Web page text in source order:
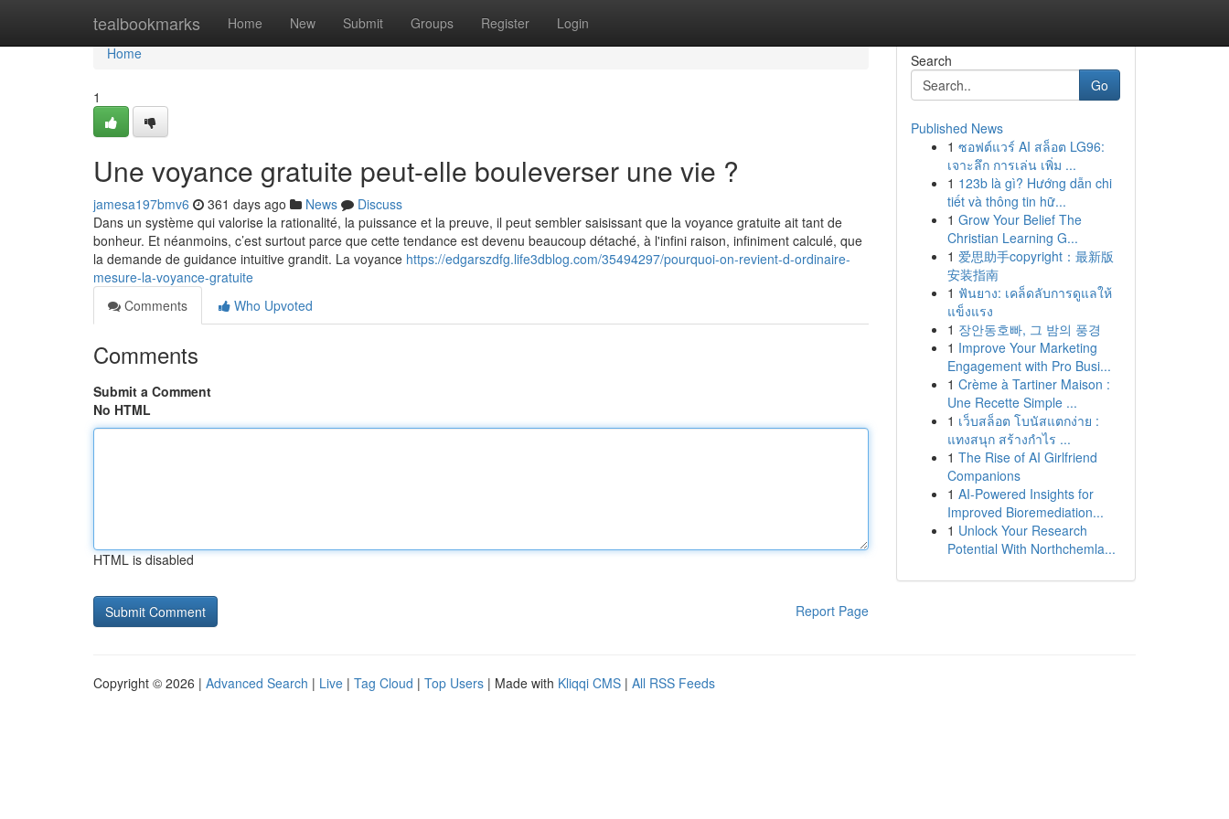
tealbookmarks Home New Submit Groups Register Login
Home
Home
1
Une voyance gratuite peut-elle bouleverser une vie ?
jamesa197bmv6 361 days ago News
Discuss
Dans un système qui valorise la rationalité, la puissance et la preuve, il peut sembler saisissant que la voyance gratuite ait tant de
bonheur. Et néanmoins, c’est surtout parce que cette tendance est devenu beaucoup détaché, à l'infini raison, infiniment calculé, que
la demande de guidance intuitive grandit. La voyance https://edgarszdfg.life3dblog.com/35494297/pourquoi-on-revient-d-ordinaire-
mesure-la-voyance-gratuite
Comments
Who Upvoted
Comments
Submit a Comment
No HTML
HTML is disabled
Report Page
Search
Go
Published News
1 ซอฟต์แวร์ AI สล็อต LG96:
เจาะลึก การเล่น เพิ่ม ...
1 123b là gì? Hướng dẫn chi
tiết và thông tin hữ...
1 Grow Your Belief The
Christian Learning G...
1 爱思助手copyright：最新版
安装指南
1 ฟันยาง: เคล็ดลับการดูแลให้
แข็งแรง
1 장안동호빠, 그 밤의 풍경
1 Improve Your Marketing
Engagement with Pro Busi...
1 Crème à Tartiner Maison :
Une Recette Simple ...
1 เว็บสล็อต โบนัสแตกง่าย :
แทงสนุก สร้างกำไร ...
1 The Rise of AI Girlfriend
Companions
1 AI-Powered Insights for
Improved Bioremediation...
1 Unlock Your Research
Potential With Northchemla...
Copyright © 2026 | Advanced Search | Live | Tag Cloud | Top Users | Made with Kliqqi CMS | All RSS Feeds